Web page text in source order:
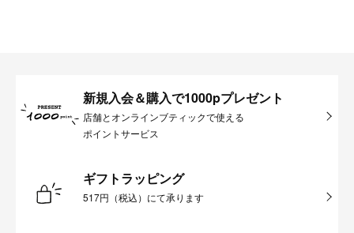
新規入会＆購入で1000pプレゼント
店舗とオンラインブティックで使える
ポイントサービス
ギフトラッピング
517円（税込）にて承ります